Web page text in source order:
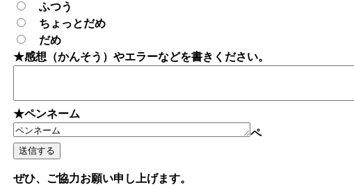
ふつう
ちょっとだめ
だめ
★感想（かんそう）やエラーなどを書きください。
★ペンネーム
ペ
ぜひ、ご協力お願い申し上げます。